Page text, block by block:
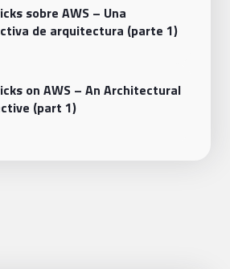
sobre AWS – Una
de arquitectura (parte 1)
on AWS – An Architectural
(part 1)